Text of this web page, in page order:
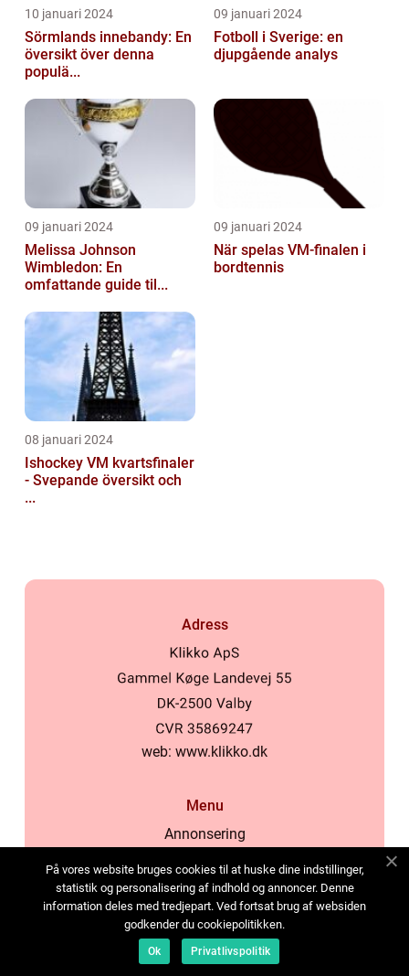
10 januari 2024
Sörmlands innebandy: En
översikt över denna
populä...
09 januari 2024
Fotboll i Sverige: en
djupgående analys
09 januari 2024
Melissa Johnson
Wimbledon: En
omfattande guide til...
09 januari 2024
När spelas VM-finalen i
bordtennis
08 januari 2024
Ishockey VM kvartsfinaler
- Svepande översikt och
...
Adress
web: www.klikko.dk
Menu
Annonsering
Cookies
Kontakta oss
Sitemap
På vores website bruges cookies til at huske dine indstillinger,
statistik og personalisering af indhold og annoncer. Denne
information deles med tredjepart. Ved fortsat brug af websiden
godkender du cookiepolitikken.
Ok Privatlivspolitik